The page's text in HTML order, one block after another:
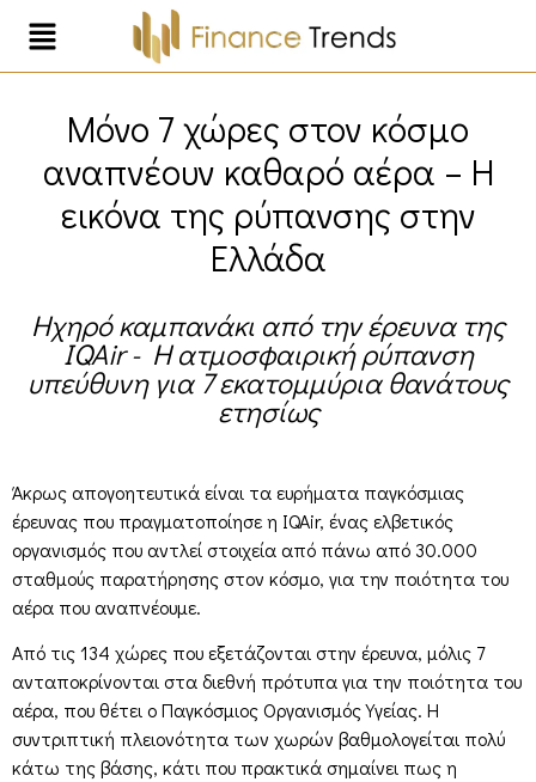
Μόνο 7 χώρες στον κόσμο
αναπνέουν καθαρό αέρα – Η
εικόνα της ρύπανσης στην
Ελλάδα
Ηχηρό καμπανάκι από την έρευνα της
IQAir - H ατμοσφαιρική ρύπανση
υπεύθυνη για 7 εκατομμύρια θανάτους
ετησίως
Άκρως απογοητευτικά είναι τα ευρήματα παγκόσμιας
έρευνας που πραγματοποίησε η IQAir, ένας ελβετικός
οργανισμός που αντλεί στοιχεία από πάνω από 30.000
σταθμούς παρατήρησης στον κόσμο, για την ποιότητα του
αέρα που αναπνέουμε.
Από τις 134 χώρες που εξετάζονται στην έρευνα, μόλις 7
ανταποκρίνονται στα διεθνή πρότυπα για την ποιότητα του
αέρα, που θέτει ο Παγκόσμιος Οργανισμός Υγείας. Η
συντριπτική πλειονότητα των χωρών βαθμολογείται πολύ
κάτω της βάσης, κάτι που πρακτικά σημαίνει πως η